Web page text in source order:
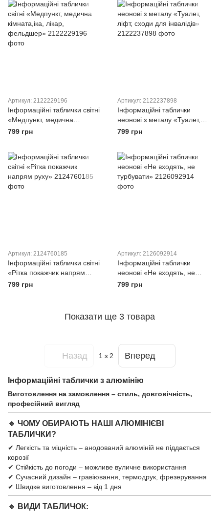
Артикул: 2122229196
Інформаційні таблички світні
«Медпункт, медична
кімната,іка, лікар,
799 грн
Артикул: 2122237898
Інформаційні таблички
неонові з металу «Туалет,
ліфт, сходи для інвалідів»
799 грн
Артикул: 2124760185
Інформаційні таблички світні
«Рітка покажчик напрям
руху»
799 грн
Артикул: 2126092914
Інформаційні таблички
неонові «Не входять, не
турбувати»
799 грн
Показати ще 3 товара
Назад 1 з 2 Вперед
Інформаційні таблички з алюмінію
Виготовлення на замовлення – стиль, довговічність,
професійний вигляд
🔹 ЧОМУ ОБИРАЮТЬ НАШІ АЛЮМІНІЄВІ
ТАБЛИЧКИ?
✔ Легкість та міцність – анодований алюміній не піддається
корозії
✔ Стійкість до погоди – можливе вуличне використання
✔ Сучасний дизайн – гравіювання, термодрук, фрезерування
✔ Швидке виготовлення – від 1 дня
🔹 ВИДИ ТАБЛИЧОК: